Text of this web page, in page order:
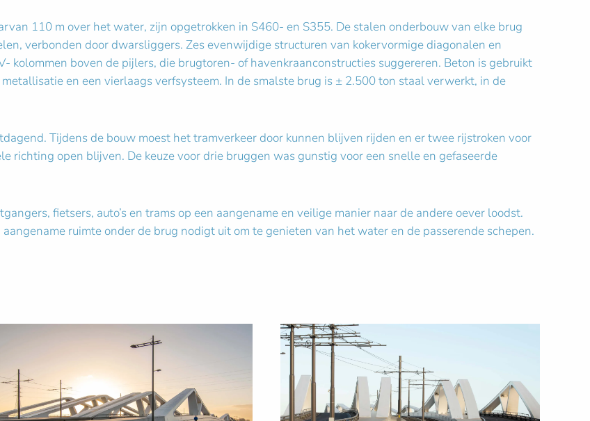
110 m over het water, zijn opgetrokken in S460- en S355. De stalen onderbouw van elke brug
verbonden door dwarsliggers. Zes evenwijdige structuren van kokervormige diagonalen en
kolommen boven de pijlers, die brugtoren- of havenkraanconstructies suggereren. Beton is gebruikt
en een vierlaags verfsysteem. In de smalste brug is ± 2.500 ton staal verwerkt, in de
Tijdens de bouw moest het tramverkeer door kunnen blijven rijden en er twee rijstroken voor
richting open blijven. De keuze voor drie bruggen was gunstig voor een snelle en gefaseerde
fietsers, auto’s en trams op een aangename en veilige manier naar de andere oever loodst.
ruimte onder de brug nodigt uit om te genieten van het water en de passerende schepen.